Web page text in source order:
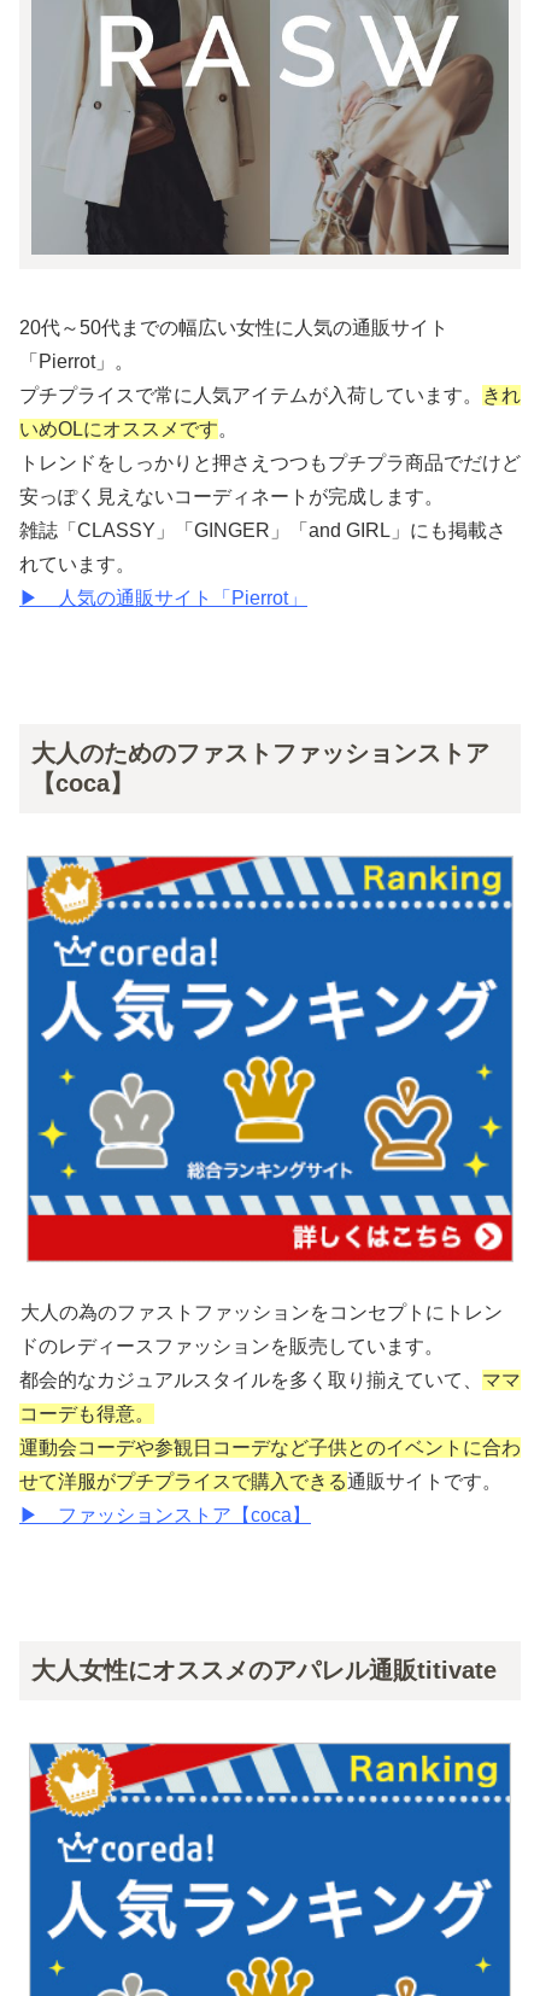
20代～50代までの幅広い女性に人気の通販サイト
「Pierrot」。
プチプライスで常に人気アイテムが入荷しています。
きれ
いめOLにオススメです。
トレンドをしっかりと押さえつつもプチプラ商品でだけど
安っぽく見えないコーディネートが完成します。
雑誌「CLASSY」「GINGER」「and GIRL」にも掲載さ
れています。
▶ 人気の通販サイト「Pierrot」
大人のためのファストファッションストア
【coca】
大人の為のファストファッションをコンセプトにトレン
ドのレディースファッションを販売しています。
都会的なカジュアルスタイルを多く取り揃えていて、 ママ
コーデも得意。
運動会コーデや参観日コーデなど子供とのイベントに合わ
せて洋服がプチプライスで購入できる通販サイトです。
▶ ファッションストア【coca】
大人女性にオススメのアパレル通販titivate